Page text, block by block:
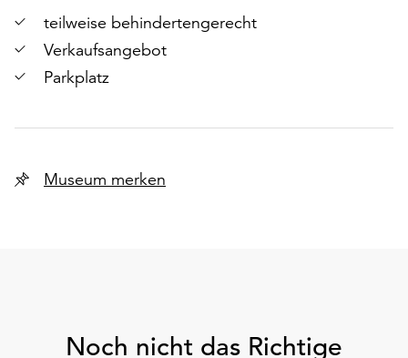
teilweise behindertengerecht
Verkaufsangebot
Parkplatz
Museum merken
Noch nicht das Richtige